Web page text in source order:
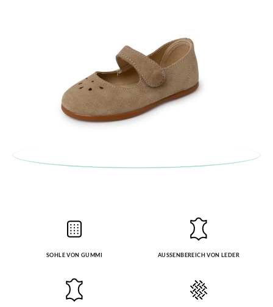
SOHLE VON GUMMI AUSSENBEREICH VON LEDER